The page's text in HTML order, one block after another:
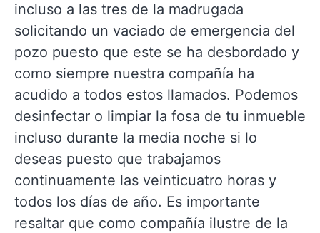
incluso a las tres de la madrugada
solicitando un vaciado de emergencia del
pozo puesto que este se ha desbordado y
como siempre nuestra compañía ha
acudido a todos estos llamados. Podemos
desinfectar o limpiar la fosa de tu inmueble
incluso durante la media noche si lo
deseas puesto que trabajamos
continuamente las veinticuatro horas y
todos los días de año. Es importante
resaltar que como compañía ilustre de la